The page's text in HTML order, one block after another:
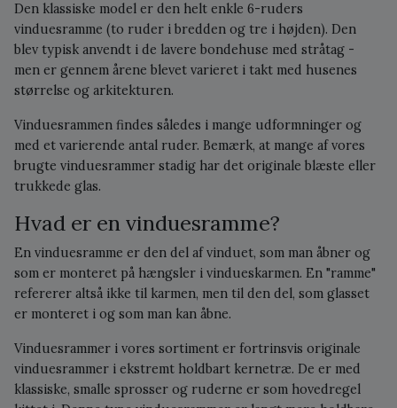
Den klassiske model er den helt enkle 6-ruders
vinduesramme (to ruder i bredden og tre i højden). Den
blev typisk anvendt i de lavere bondehuse med stråtag -
men er gennem årene blevet varieret i takt med husenes
størrelse og arkitekturen.
Vinduesrammen findes således i mange udformninger og
med et varierende antal ruder. Bemærk, at mange af vores
brugte vinduesrammer stadig har det originale blæste eller
trukkede glas.
Hvad er en vinduesramme?
En vinduesramme er den del af vinduet, som man åbner og
som er monteret på hængsler i vindueskarmen. En "ramme"
refererer altså ikke til karmen, men til den del, som glasset
er monteret i og som man kan åbne.
Vinduesrammer i vores sortiment er fortrinsvis originale
vinduesrammer i ekstremt holdbart kernetræ. De er med
klassiske, smalle sprosser og ruderne er som hovedregel